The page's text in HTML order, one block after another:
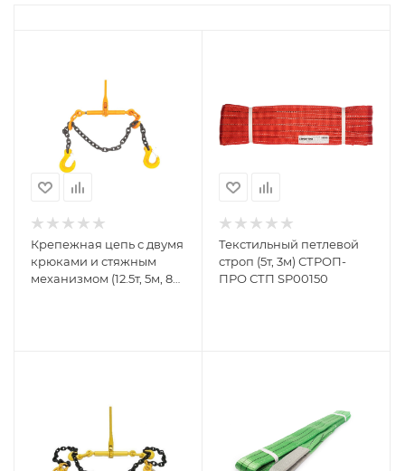
Крепежная цепь с двумя
крюками и стяжным
механизмом (12.5т, 5м, 8
Текстильный петлевой
строп (5т, 3м) СТРОП-
ПРО СТП SP00150